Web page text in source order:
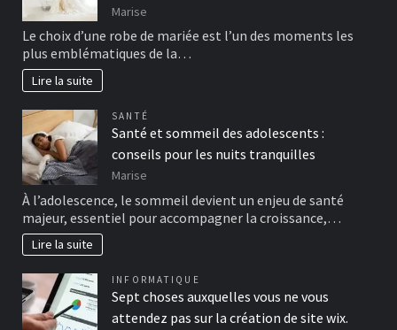
Marise
Le choix d’une robe de mariée est l’un des moments les
plus emblématiques de la…
Lire la suite
SANTÉ
Santé et sommeil des adolescents :
conseils pour les nuits tranquilles
Marise
À l’adolescence, le sommeil devient un enjeu de santé
majeur, essentiel pour accompagner la croissance,…
Lire la suite
INFORMATIQUE
Sept choses auxquelles vous ne vous
attendez pas sur la création de site wix.